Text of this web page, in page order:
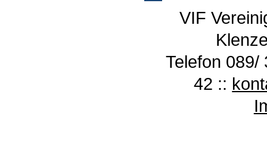
VIF
Telefon
42 ::